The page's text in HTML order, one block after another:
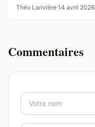
Théo Larivière·14 avril 2026
Commentaires